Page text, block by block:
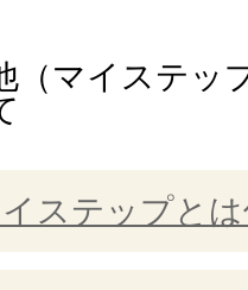
（マイステッ
ステップと